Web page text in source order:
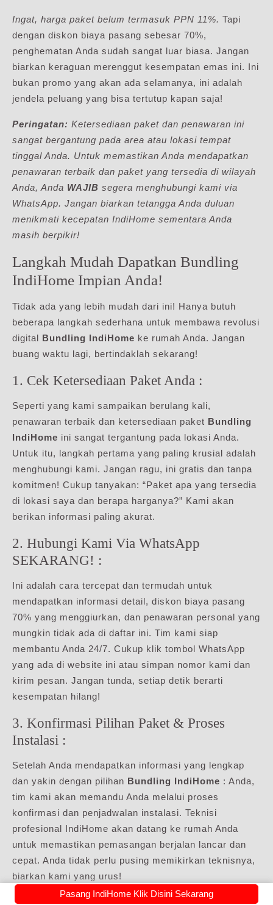
Ingat, harga paket belum termasuk PPN 11%. Tapi
dengan diskon biaya pasang sebesar 70%,
penghematan Anda sudah sangat luar biasa. Jangan
biarkan keraguan merenggut kesempatan emas ini. Ini
bukan promo yang akan ada selamanya, ini adalah
jendela peluang yang bisa tertutup kapan saja!
Peringatan: Ketersediaan paket dan penawaran ini
sangat bergantung pada area atau lokasi tempat
tinggal Anda. Untuk memastikan Anda mendapatkan
penawaran terbaik dan paket yang tersedia di wilayah
Anda, Anda WAJIB segera menghubungi kami via
WhatsApp. Jangan biarkan tetangga Anda duluan
menikmati kecepatan IndiHome sementara Anda
masih berpikir!
Langkah Mudah Dapatkan Bundling
IndiHome Impian Anda!
Tidak ada yang lebih mudah dari ini! Hanya butuh
beberapa langkah sederhana untuk membawa revolusi
digital
Bundling IndiHome ke rumah Anda. Jangan
buang waktu lagi, bertindaklah sekarang!
1. Cek Ketersediaan Paket Anda :
Seperti yang kami sampaikan berulang kali,
penawaran terbaik dan ketersediaan paket Bundling
IndiHome ini sangat tergantung pada lokasi Anda.
Untuk itu, langkah pertama yang paling krusial adalah
menghubungi kami. Jangan ragu, ini gratis dan tanpa
komitmen! Cukup tanyakan: “Paket apa yang tersedia
di lokasi saya dan berapa harganya?” Kami akan
berikan informasi paling akurat.
2. Hubungi Kami Via WhatsApp
SEKARANG! :
Ini adalah cara tercepat dan termudah untuk
mendapatkan informasi detail, diskon biaya pasang
70% yang menggiurkan, dan penawaran personal yang
mungkin tidak ada di daftar ini. Tim kami siap
membantu Anda 24/7. Cukup klik tombol WhatsApp
yang ada di website ini atau simpan nomor kami dan
kirim pesan. Jangan tunda, setiap detik berarti
kesempatan hilang!
3. Konfirmasi Pilihan Paket & Proses
Instalasi :
Setelah Anda mendapatkan informasi yang lengkap
dan yakin dengan pilihan Bundling IndiHome : Anda,
tim kami akan memandu Anda melalui proses
konfirmasi dan penjadwalan instalasi. Teknisi
profesional IndiHome akan datang ke rumah Anda
untuk memastikan pemasangan berjalan lancar dan
cepat. Anda tidak perlu pusing memikirkan teknisnya,
biarkan kami yang urus!
Tunggu apa lagi? Hidup ini terlalu singkat untuk
Pasang IndiHome Klik Disini Sekarang